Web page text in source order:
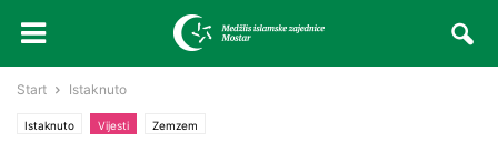
Start Istaknuto
Istaknuto Vijesti Zemzem